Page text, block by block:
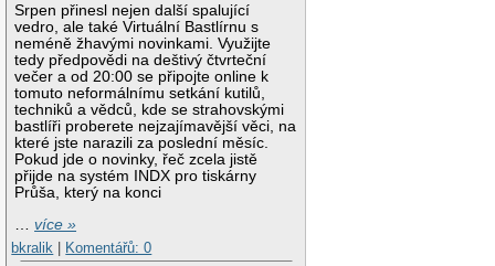
Srpen přinesl nejen další spalující
vedro, ale také Virtuální Bastlírnu s
neméně žhavými novinkami. Využijte
tedy předpovědi na deštivý čtvrteční
večer a od 20:00 se připojte online k
tomuto neformálnímu setkání kutilů,
techniků a vědců, kde se strahovskými
bastlíři proberete nejzajímavější věci, na
které jste narazili za poslední měsíc.
Pokud jde o novinky, řeč zcela jistě
přijde na systém INDX pro tiskárny
Průša, který na konci
…více »
bkralik
Komentářů: 0